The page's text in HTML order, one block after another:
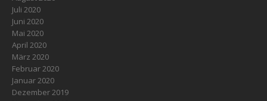
Juli 2020
Juni 2020
Mai 2020
April 2020
März 2020
Februar 2020
Januar 2020
Dezember 2019